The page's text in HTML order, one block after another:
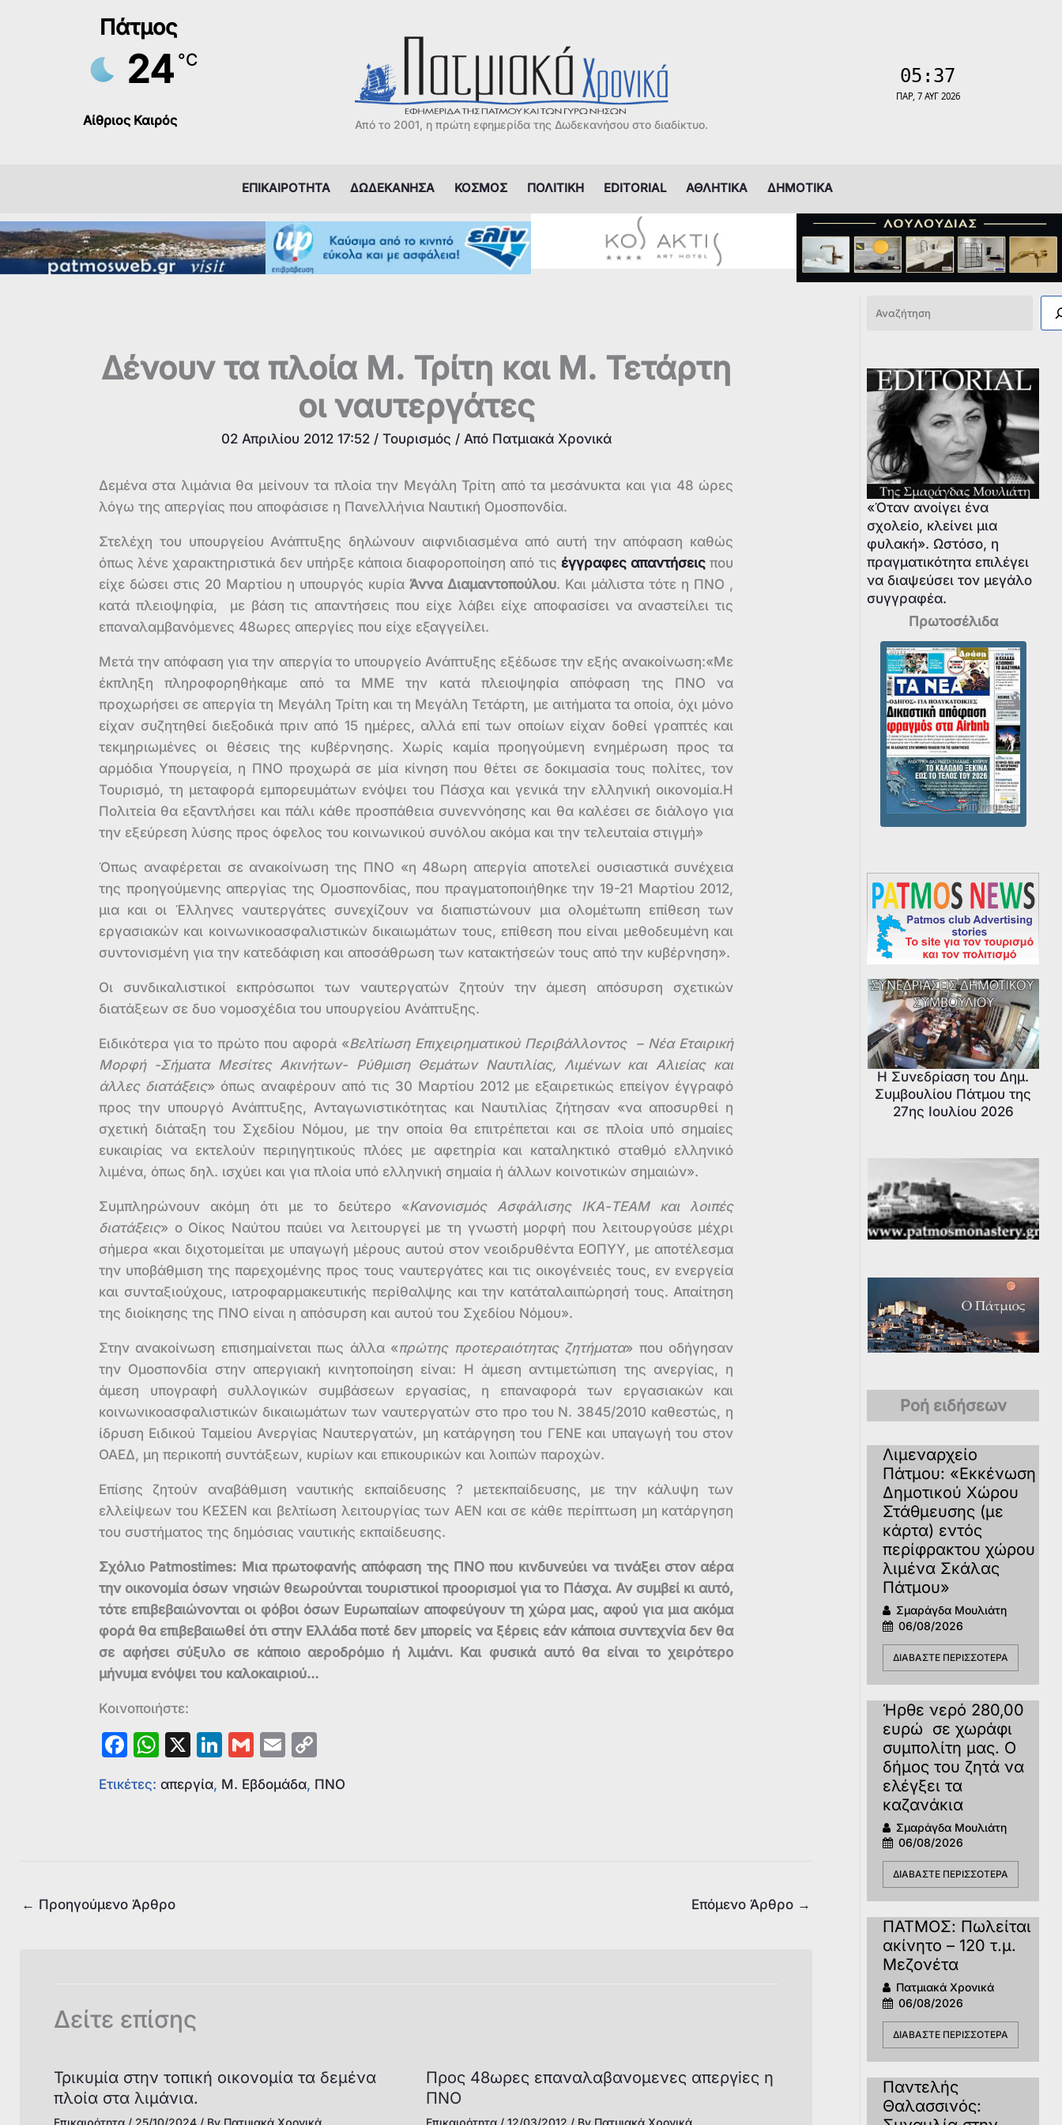
Πάτμος
24 °C
Αίθριος Καιρός Από το 2001, η πρώτη εφημερίδα της Δωδεκανήσου στο διαδίκτυο.
ΕΠΙΚΑΙΡΟΤΗΤΑ ΔΩΔΕΚΑΝΗΣΑ ΚΟΣΜΟΣ ΠΟΛΙΤΙΚΗ EDITORIAL ΑΘΛΗΤΙΚΑ ΔΗΜΟΤΙΚΑ
Δένουν τα πλοία Μ. Τρίτη και Μ. Τετάρτη
οι ναυτεργάτες
02 Απριλίου 2012 17:52 / Τουρισμός / Από Πατμιακά Χρονικά
Δεμένα στα λιμάνια θα μείνουν τα πλοία την Μεγάλη Τρίτη από τα μεσάνυκτα και για 48 ώρες
λόγω της απεργίας που αποφάσισε η Πανελλήνια Ναυτική Ομοσπονδία.
Στελέχη του υπουργείου Ανάπτυξης δηλώνουν αιφνιδιασμένα από αυτή την απόφαση καθώς
όπως λένε χαρακτηριστικά δεν υπήρξε κάποια διαφοροποίηση από τις έγγραφες απαντήσεις που
είχε δώσει στις 20 Μαρτίου η υπουργός κυρίαΆννα Διαμαντοπούλου. Και μάλιστα τότε η ΠΝΟ ,
κατά πλειοψηφία, με βάση τις απαντήσεις που είχε λάβει είχε αποφασίσει να αναστείλει τις
επαναλαμβανόμενες 48ωρες απεργίες που είχε εξαγγείλει.
Μετά την απόφαση για την απεργία το υπουργείο Ανάπτυξης εξέδωσε την εξής ανακοίνωση:«Με
έκπληξη πληροφορηθήκαμε από τα ΜΜΕ την κατά πλειοψηφία απόφαση της ΠΝΟ να
προχωρήσει σε απεργία τη Μεγάλη Τρίτη και τη Μεγάλη Τετάρτη, με αιτήματα τα οποία, όχι μόνο
είχαν συζητηθεί διεξοδικά πριν από 15 ημέρες, αλλά επί των οποίων είχαν δοθεί γραπτές και
τεκμηριωμένες οι θέσεις της κυβέρνησης. Χωρίς καμία προηγούμενη ενημέρωση προς τα
αρμόδια Υπουργεία, η ΠΝΟ προχωρά σε μία κίνηση που θέτει σε δοκιμασία τους πολίτες, τον
Τουρισμό, τη μεταφορά εμπορευμάτων ενόψει του Πάσχα και γενικά την ελληνική οικονομία.Η
Πολιτεία θα εξαντλήσει και πάλι κάθε προσπάθεια συνεννόησης και θα καλέσει σε διάλογο για
την εξεύρεση λύσης προς όφελος του κοινωνικού συνόλου ακόμα και την τελευταία στιγμή»
Όπως αναφέρεται σε ανακοίνωση της ΠΝΟ «η 48ωρη απεργία αποτελεί ουσιαστικά συνέχεια
της προηγούμενης απεργίας της Ομοσπονδίας, που πραγματοποιήθηκε την 19-21 Μαρτίου 2012,
μια και οι Έλληνες ναυτεργάτες συνεχίζουν να διαπιστώνουν μια ολομέτωπη επίθεση των
εργασιακών και κοινωνικοασφαλιστικών δικαιωμάτων τους, επίθεση που είναι μεθοδευμένη και
συντονισμένη για την κατεδάφιση και αποσάθρωση των κατακτήσεών τους από την κυβέρνηση».
Οι συνδικαλιστικοί εκπρόσωποι των ναυτεργατών ζητούν την άμεση απόσυρση σχετικών
διατάξεων σε δυο νομοσχέδια του υπουργείου Ανάπτυξης.
Ειδικότερα για το πρώτο που αφορά «Βελτίωση Επιχειρηματικού Περιβάλλοντος – Νέα Εταιρική
Μορφή -Σήματα Μεσίτες Ακινήτων- Ρύθμιση Θεμάτων Ναυτιλίας, Λιμένων και Αλιείας και
άλλες διατάξεις» όπως αναφέρουν από τις 30 Μαρτίου 2012 με εξαιρετικώς επείγον έγγραφό
προς την υπουργό Ανάπτυξης, Ανταγωνιστικότητας και Ναυτιλίας ζήτησαν «να αποσυρθεί η
σχετική διάταξη του Σχεδίου Νόμου, με την οποία θα επιτρέπεται και σε πλοία υπό σημαίες
ευκαιρίας να εκτελούν περιηγητικούς πλόες με αφετηρία και καταληκτικό σταθμό ελληνικό
λιμένα, όπως δηλ. ισχύει και για πλοία υπό ελληνική σημαία ή άλλων κοινοτικών σημαιών».
Συμπληρώνουν ακόμη ότι με το δεύτερο «Κανονισμός Ασφάλισης ΙΚΑ-ΤΕΑΜ και λοιπές
διατάξεις» ο Οίκος Ναύτου παύει να λειτουργεί με τη γνωστή μορφή που λειτουργούσε μέχρι
σήμερα «και διχοτομείται με υπαγωγή μέρους αυτού στον νεοιδρυθέντα ΕΟΠΥΥ, με αποτέλεσμα
την υποβάθμιση της παρεχομένης προς τους ναυτεργάτες και τις οικογένειές τους, εν ενεργεία
και συνταξιούχους, ιατροφαρμακευτικής περίθαλψης και την κατάταλαιπώρησή τους. Απαίτηση
της διοίκησης της ΠΝΟ είναι η απόσυρση και αυτού του Σχεδίου Νόμου».
Στην ανακοίνωση επισημαίνεται πως άλλα «πρώτης προτεραιότητας ζητήματα» που οδήγησαν
την Ομοσπονδία στην απεργιακή κινητοποίηση είναι: Η άμεση αντιμετώπιση της ανεργίας, η
άμεση υπογραφή συλλογικών συμβάσεων εργασίας, η επαναφορά των εργασιακών και
κοινωνικοασφαλιστικών δικαιωμάτων των ναυτεργατών στο προ του Ν. 3845/2010 καθεστώς, η
ίδρυση Ειδικού Ταμείου Ανεργίας Ναυτεργατών, μη κατάργηση του ΓΕΝΕ και υπαγωγή του στον
ΟΑΕΔ, μη περικοπή συντάξεων, κυρίων και επικουρικών και λοιπών παροχών.
Επίσης ζητούν αναβάθμιση ναυτικής εκπαίδευσης ? μετεκπαίδευσης, με την κάλυψη των
ελλείψεων του ΚΕΣΕΝ και βελτίωση λειτουργίας των ΑΕΝ και σε κάθε περίπτωση μη κατάργηση
του συστήματος της δημόσιας ναυτικής εκπαίδευσης.
Σχόλιο Patmostimes: Μια πρωτοφανής απόφαση της ΠΝΟ που κινδυνεύει να τινάξει στον αέρα
την οικονομία όσων νησιών θεωρούνται τουριστικοί προορισμοί για το Πάσχα. Αν συμβεί κι αυτό,
τότε επιβεβαιώνονται οι φόβοι όσων Ευρωπαίων αποφεύγουν τη χώρα μας, αφού για μια ακόμα
φορά θα επιβεβαιωθεί ότι στην Ελλάδα ποτέ δεν μπορείς να ξέρεις εάν κάποια συντεχνία δεν θα
σε αφήσει σύξυλο σε κάποιο αεροδρόμιο ή λιμάνι. Και φυσικά αυτό θα είναι το χειρότερο
μήνυμα ενόψει του καλοκαιριού…
Κοινοποιήστε:
F
c
o
W
at
p
X
Li
k
G
ai
E
ai p
Ετικέτες: απεργία, Μ. Εβδομάδα, ΠΝΟ
← Προηγούμενο Άρθρο Επόμενο Άρθρο →
Δείτε επίσης
Τρικυμία στην τοπική οικονομία τα δεμένα
πλοία στα λιμάνια.
Επικαιρότητα/ 25/10/2024 / By Πατμιακά Χρονικά
Προς 48ωρες επαναλαβανoμενες απεργiες η
ΠΝΟ
Επικαιρότητα /12/03/2012 / By Πατμιακά Χρονικά
Αναζήτηση
«Όταν ανοίγει ένα
σχολείο, κλείνει μια
φυλακή». Ωστόσο, η
πραγματικότητα επιλέγει
να διαψεύσει τον μεγάλο
συγγραφέα.
Πρωτοσέλιδα
Η Συνεδρίαση του Δημ.
Συμβουλίου Πάτμου της
27ης Ιουλίου 2026
Ροή ειδήσεων
Λιμεναρχείο
Πάτμου: «Εκκένωση
Δημοτικού Χώρου
Στάθμευσης (με
κάρτα) εντός
περίφρακτου χώρου
λιμένα Σκάλας
Πάτμου»
Σμαράγδα Μουλιάτη
06/08/2026
ΔΙΑΒΆΣΤΕ ΠΕΡΙΣΣΌΤΕΡΑ
Ήρθε νερό 280,00
ευρώ σε χωράφι
συμπολίτη μας. Ο
δήμος του ζητά να
ελέγξει τα
καζανάκια
Σμαράγδα Μουλιάτη
06/08/2026
ΔΙΑΒΆΣΤΕ ΠΕΡΙΣΣΌΤΕΡΑ
ΠΑΤΜΟΣ: Πωλείται
ακίνητο – 120 τ.μ.
Μεζονέτα
Πατμιακά Χρονικά
06/08/2026
ΔΙΑΒΆΣΤΕ ΠΕΡΙΣΣΌΤΕΡΑ
Παντελής
Θαλασσινός: